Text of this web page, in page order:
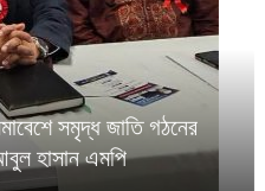
দলীয় ঐক্যের রাষ্ট্রপতি
বিক্রম
আগস্ট ৯, ২০২৬ সময় সংবাদ